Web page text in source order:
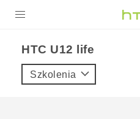
VIVE
HTC U12 life‎
Szkolenia